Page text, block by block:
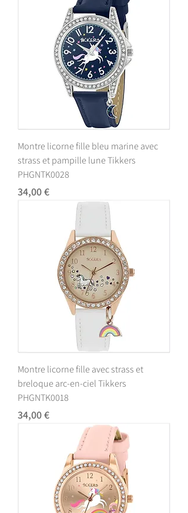
Montre licorne fille bleu marine avec
strass et pampille lune Tikkers
PHGNTK0028
Prix
34,00 €
Montre licorne fille avec strass et
breloque arc-en-ciel Tikkers
PHGNTK0018
Prix
34,00 €